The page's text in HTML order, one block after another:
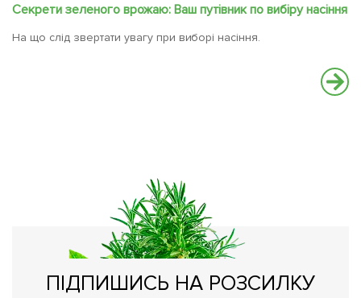
Секрети зеленого врожаю: Ваш путівник по вибіру насіння
На що слід звертати увагу при виборі насіння.
ПІДПИШИСЬ НА РОЗСИЛКУ